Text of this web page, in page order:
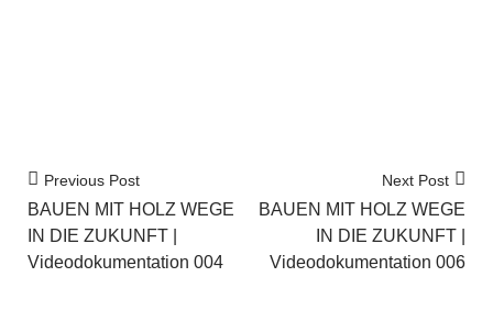
Previous Post
BAUEN MIT HOLZ WEGE
IN DIE ZUKUNFT |
Videodokumentation 004
Next Post
BAUEN MIT HOLZ WEGE
IN DIE ZUKUNFT |
Videodokumentation 006